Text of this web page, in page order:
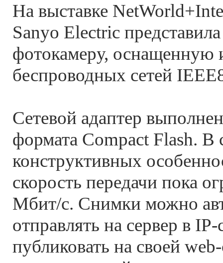
На выставке
Sanyo Electric
фотокамеру, оснащенную
беспроводных сетей
Сетевой адаптер
формата Compact Flash. В
конструктивных
скорость передачи пока
Мбит/с. Снимки можно
отправлять на сервер в
публиковать на своей